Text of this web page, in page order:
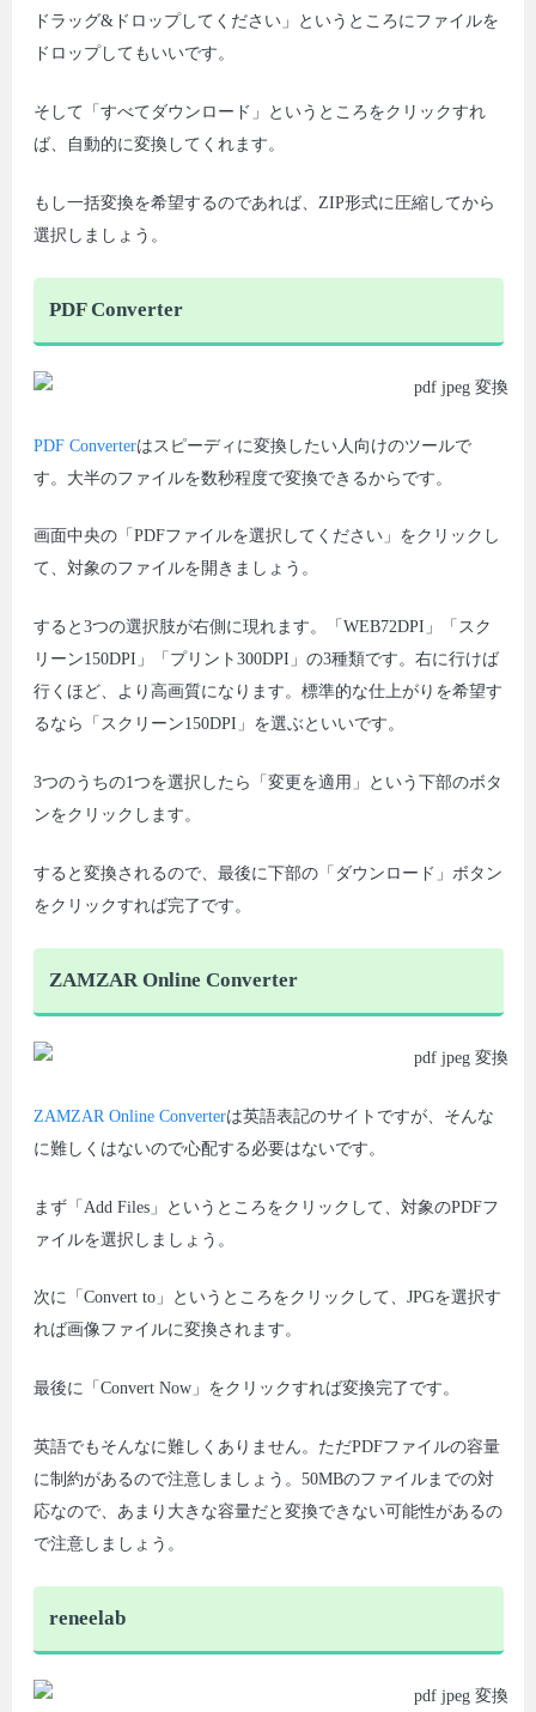
ドラッグ&ドロップしてください」というところにファイルを
ドロップしてもいいです。
そして「すべてダウンロード」というところをクリックすれ
ば、自動的に変換してくれます。
もし一括変換を希望するのであれば、ZIP形式に圧縮してから
選択しましょう。
PDF Converter
PDF Converterはスピーディに変換したい人向けのツールで
す。大半のファイルを数秒程度で変換できるからです。
画面中央の「PDFファイルを選択してください」をクリックし
て、対象のファイルを開きましょう。
すると3つの選択肢が右側に現れます。「WEB72DPI」「スク
リーン150DPI」「プリント300DPI」の3種類です。右に行けば
行くほど、より高画質になります。標準的な仕上がりを希望す
るなら「スクリーン150DPI」を選ぶといいです。
3つのうちの1つを選択したら「変更を適用」という下部のボタ
ンをクリックします。
すると変換されるので、最後に下部の「ダウンロード」ボタン
をクリックすれば完了です。
ZAMZAR Online Converter
ZAMZAR Online Converterは英語表記のサイトですが、そんな
に難しくはないので心配する必要はないです。
まず「Add Files」というところをクリックして、対象のPDFフ
ァイルを選択しましょう。
次に「Convert to」というところをクリックして、JPGを選択す
れば画像ファイルに変換されます。
最後に「Convert Now」をクリックすれば変換完了です。
英語でもそんなに難しくありません。ただPDFファイルの容量
に制約があるので注意しましょう。50MBのファイルまでの対
応なので、あまり大きな容量だと変換できない可能性があるの
で注意しましょう。
reneelab